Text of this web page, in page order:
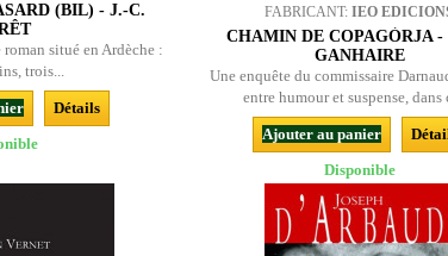
(BIL) - J.-C.
situé en Ardèche :
trois...
Détails
FABRICANT:IEO
CHAMIN DE COPAGÒRJA -
GANHAIRE
Une enquête du commissaire
entre humour et suspense, dans
Ajouter au panier
Disponible